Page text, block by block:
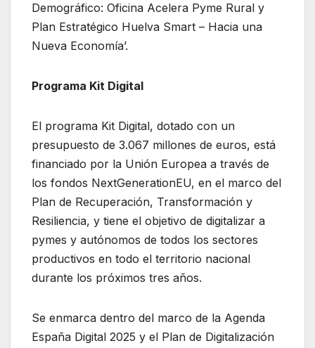
Demográfico: Oficina Acelera Pyme Rural y
Plan Estratégico Huelva Smart – Hacia una
Nueva Economía’.
Programa Kit Digital
El programa Kit Digital, dotado con un
presupuesto de 3.067 millones de euros, está
financiado por la Unión Europea a través de
los fondos NextGenerationEU, en el marco del
Plan de Recuperación, Transformación y
Resiliencia, y tiene el objetivo de digitalizar a
pymes y autónomos de todos los sectores
productivos en todo el territorio nacional
durante los próximos tres años.
Se enmarca dentro del marco de la Agenda
España Digital 2025 y el Plan de Digitalización